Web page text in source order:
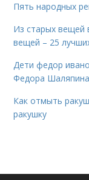
Пять народных
Из старых вещей
вещей – 25
Дети федор
Федора
Как отмыть
ракушку